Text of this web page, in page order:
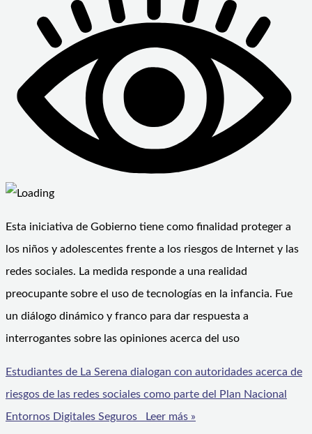
Esta iniciativa de Gobierno tiene como finalidad proteger a
los niños y adolescentes frente a los riesgos de Internet y las
redes sociales. La medida responde a una realidad
preocupante sobre el uso de tecnologías en la infancia. Fue
un diálogo dinámico y franco para dar respuesta a
interrogantes sobre las opiniones acerca del uso
Estudiantes de La Serena dialogan con autoridades acerca de
riesgos de las redes sociales como parte del Plan Nacional
Entornos Digitales Seguros
Leer más »